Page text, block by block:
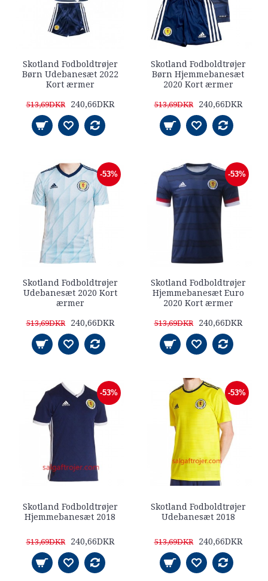
Skotland Fodboldtrøjer
Børn Udebanesæt 2022
Kort ærmer
513,69DKR 240,66DKR
Skotland Fodboldtrøjer
Børn Hjemmebanesæt
2020 Kort ærmer
513,69DKR 240,66DKR
-53%
Skotland Fodboldtrøjer
Udebanesæt 2020 Kort
ærmer
513,69DKR 240,66DKR
-53%
Skotland Fodboldtrøjer
Hjemmebanesæt Euro
2020 Kort ærmer
513,69DKR 240,66DKR
-53%
Skotland Fodboldtrøjer
Hjemmebanesæt 2018
513,69DKR 240,66DKR
-53%
Skotland Fodboldtrøjer
Udebanesæt 2018
513,69DKR 240,66DKR